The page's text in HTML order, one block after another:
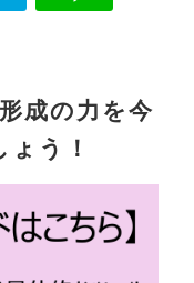
成の力を今
う！